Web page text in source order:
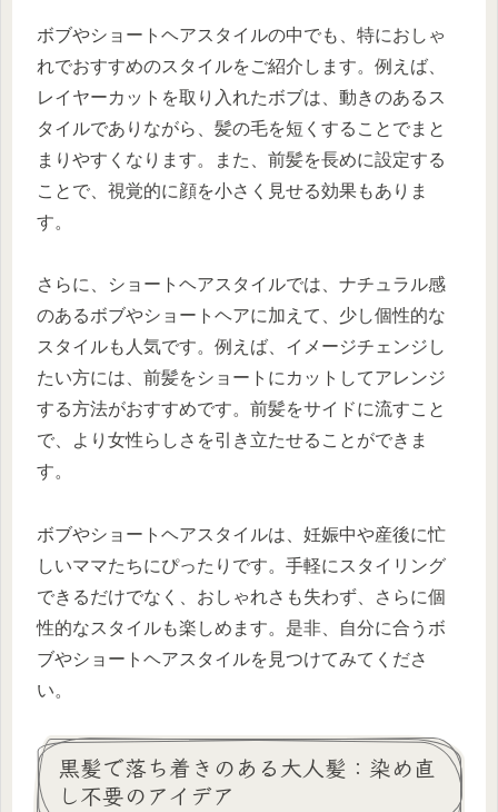
ボブやショートヘアスタイルの中でも、特におしゃ
れでおすすめのスタイルをご紹介します。例えば、
レイヤーカットを取り入れたボブは、動きのあるス
タイルでありながら、髪の毛を短くすることでまと
まりやすくなります。また、前髪を長めに設定する
ことで、視覚的に顔を小さく見せる効果もありま
す。
さらに、ショートヘアスタイルでは、ナチュラル感
のあるボブやショートヘアに加えて、少し個性的な
スタイルも人気です。例えば、イメージチェンジし
たい方には、前髪をショートにカットしてアレンジ
する方法がおすすめです。前髪をサイドに流すこと
で、より女性らしさを引き立たせることができま
す。
ボブやショートヘアスタイルは、妊娠中や産後に忙
しいママたちにぴったりです。手軽にスタイリング
できるだけでなく、おしゃれさも失わず、さらに個
性的なスタイルも楽しめます。是非、自分に合うボ
ブやショートヘアスタイルを見つけてみてくださ
い。
黒髪で落ち着きのある大人髪：染め直
し不要のアイデア